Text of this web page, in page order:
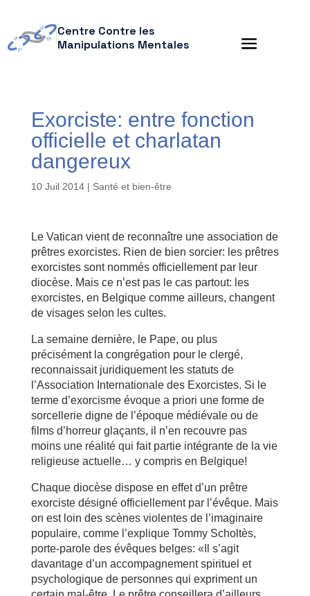
Centre Contre les
Manipulations Mentales
Exorciste: entre fonction
officielle et charlatan
dangereux
10 Juil 2014| Santé et bien-être
Le Vatican vient de reconnaître une association de
prêtres exorcistes. Rien de bien sorcier: les prêtres
exorcistes sont nommés officiellement par leur
diocèse. Mais ce n’est pas le cas partout: les
exorcistes, en Belgique comme ailleurs, changent
de visages selon les cultes.
La semaine dernière, le Pape, ou plus
précisément la congrégation pour le clergé,
reconnaissait juridiquement les statuts de
l’Association Internationale des Exorcistes. Si le
terme d’exorcisme évoque a priori une forme de
sorcellerie digne de l’époque médiévale ou de
films d’horreur glaçants, il n’en recouvre pas
moins une réalité qui fait partie intégrante de la vie
religieuse actuelle… y compris en Belgique!
Chaque diocèse dispose en effet d’un prêtre
exorciste désigné officiellement par l’évêque. Mais
on est loin des scènes violentes de l’imaginaire
populaire, comme l’explique Tommy Scholtès,
porte-parole des évêques belges: «Il s’agit
davantage d’un accompagnement spirituel et
psychologique de personnes qui expriment un